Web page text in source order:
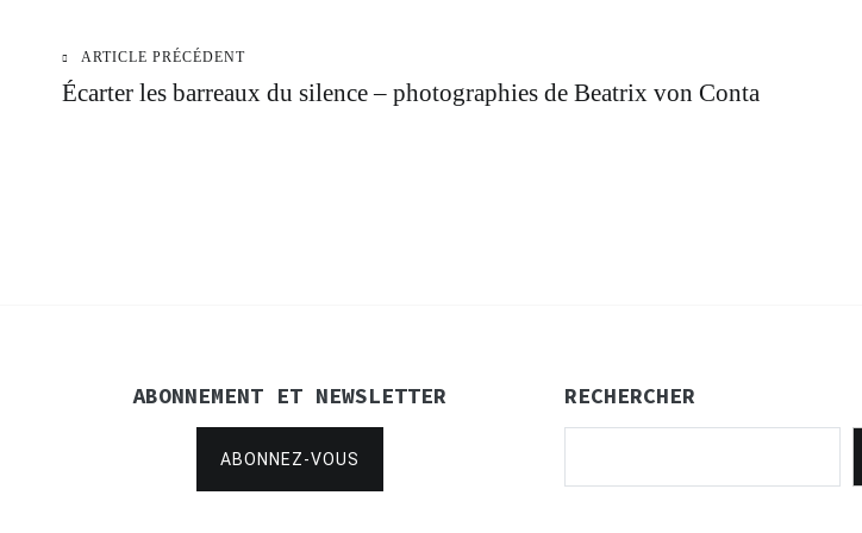
Navigation
ARTICLE PRÉCÉDENT
Écarter les barreaux du silence – photographies de Beatrix von Conta
ABONNEMENT ET NEWSLETTER
ABONNEZ-VOUS
RECHERCHER